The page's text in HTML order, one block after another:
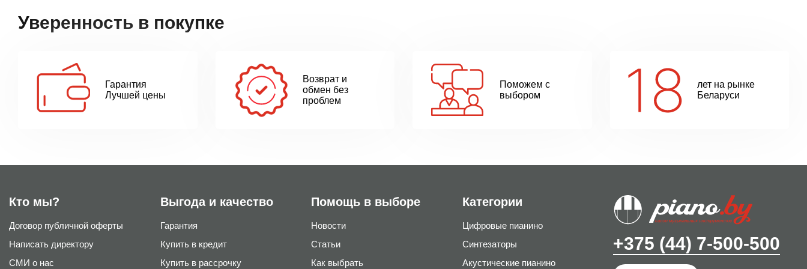
Уверенность в покупке
Гарантия
Лучшей цены
Возврат и
обмен без
проблем
Поможем с
выбором
лет на рынке
Беларуси
Кто мы?
Договор публичной оферты
Написать директору
СМИ о нас
Выгода и качество
Гарантия
Купить в кредит
Купить в рассрочку
Помощь в выборе
Новости
Статьи
Как выбрать
Категории
Цифровые пианино
Синтезаторы
Акустические пианино
+375 (44) 7-500-500